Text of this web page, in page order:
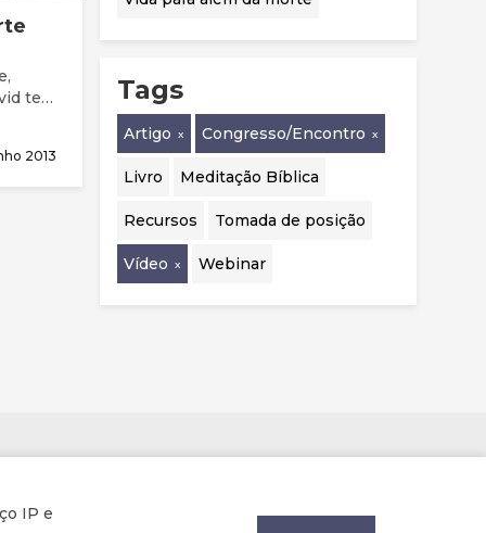
IP e
tem
2013
Tags
Artigo Congresso/Encontro
Livro Meditação Bíblica
Recursos Tomada de posição
Vídeo Webinar